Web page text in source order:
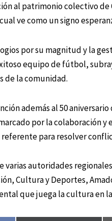
al patrimonio colectivo de
ve como un signo
por su magnitud y la
equipo de fútbol,
de la comunidad.
además al 50
por la colaboración y
para resolver
varias autoridades
Cultura y Deportes,
que juega la cultura en